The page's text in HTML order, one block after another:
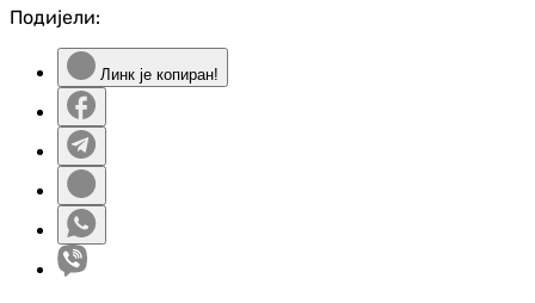
Подијели:
Линк је копиран!